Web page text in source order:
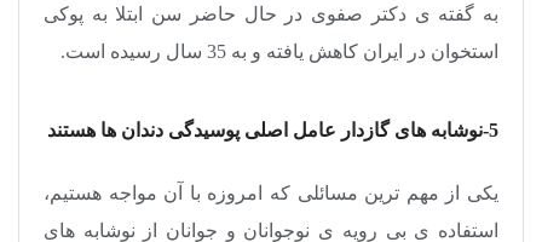
به گفته ی دکتر صفوی در حال حاضر سن ابتلا به پوکی
استخوان در ایران کاهش یافته و به 35 سال رسیده است
.
5-نوشابه ‌های گازدار عامل اصلی پوسیدگی دندان ها هستند
یکی از مهم ترین مسائلی که امروزه با آن مواجه هستیم،
استفاده ی بی ‌رویه ی نوجوانان و جوانان از نوشابه‌ های